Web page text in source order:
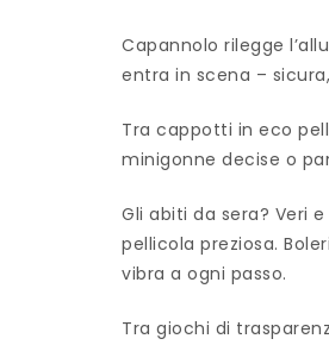
Capannolo rilegge
entra in scena –
Tra cappotti in eco
minigonne decise o
Gli abiti da sera? Veri
pellicola preziosa.
vibra a ogni passo.
Tra giochi di